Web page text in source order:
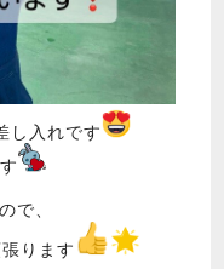
し入れです
で、
ります